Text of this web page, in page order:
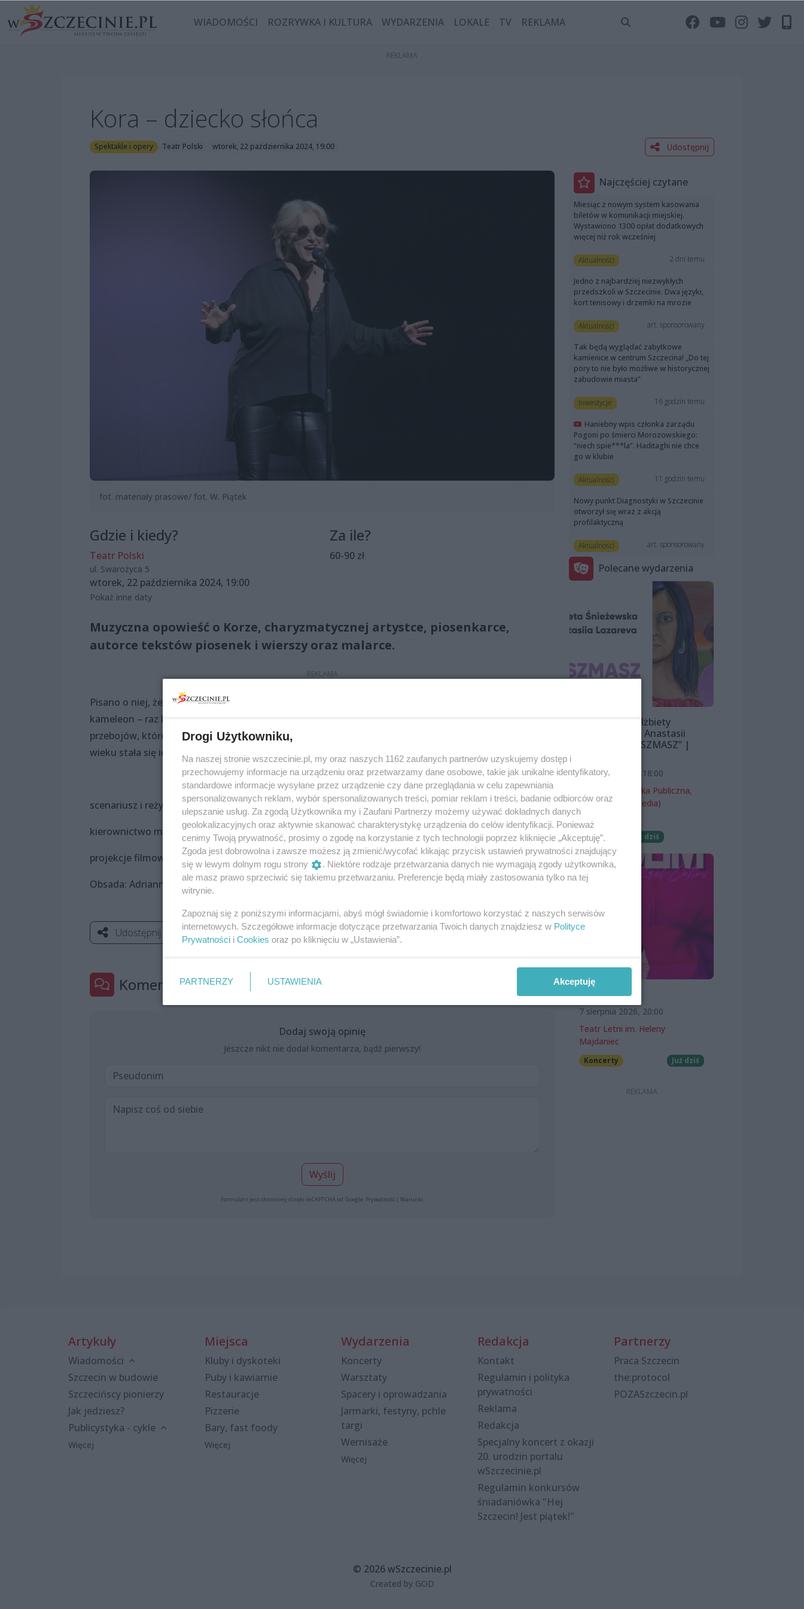
WIADOMOŚCI ROZRYWKA I KULTURA WYDARZENIA LOKALE TV REKLAMA
Kora – dziecko słońca
Spektakle i opery Teatr Polski wtorek, 22 października 2024, 19:00 Udostępnij
fot. materiały prasowe/ fot. W. Piątek
Gdzie i kiedy?
Teatr Polski
ul. Swarożyca 5
wtorek, 22 października 2024, 19:00
Za ile?
60-90 zł
Pokaż inne daty
Muzyczna opowieść o Korze, charyzmatycznej artystce, piosenkarce,
autorce tekstów piosenek i wierszy oraz malarce.
Pisano o niej, że jest wieczną hipiską i rockową poetką. Scena była jej żywiołem, tu zmieniała się jak
kameleon – raz była drapieżna, a za chwilę liryczna. Wraz z grupą Maanam wylansowała mnóstwo
przebojów, które na stałe weszły do kanonu polskiej muzyki rozrywkowej. W latach 80. ubiegłego
wieku stała się idolką tłumów, gwiazdą, jakiej dotąd nie było w polskim show-biznesie.
scenariusz i reżyseria: Adam Opatowicz
kierownictwo muzyczne: Krzysztof Baranowski
projekcje filmowe: Michał Materna
Obsada: Adrianna Szymańska, Krzysztof Baranowski, Łukasz Wons (gościnnie)
Udostępnij
Komentarze 0
Dodaj swoją opinię
Jeszcze nikt nie dodał komentarza, bądź pierwszy!
Wyślij
Formularz jest chroniony dzięki reCAPTCHA od Google: Prywatność| Warunki
Najczęściej czytane
Miesiąc z nowym system kasowania
biletów w komunikacji miejskiej.
Wystawiono 1300 opłat dodatkowych
więcej niż rok wcześniej
Aktualności 2 dni temu
Jedno z najbardziej niezwykłych
przedszkoli w Szczecinie. Dwa języki,
kort tenisowy i drzemki na mrozie
Aktualności art. sponsorowany
Tak będą wyglądać zabytkowe
kamienice w centrum Szczecina! „Do tej
pory to nie było możliwe w historycznej
zabudowie miasta”
Inwestycje 16 godzin temu
Haniebny wpis członka zarządu
Pogoni po śmierci Morozowskiego:
“niech spie***la”. Haditaghi nie chce
go w klubie
Aktualności 11 godzin temu
Nowy punkt Diagnostyki w Szczecinie
otworzył się wraz z akcją
profilaktyczną
Aktualności art. sponsorowany
Polecane wydarzenia
Wystawa Elżbiety
Śnieżewskiej i Anastasii
Lazarevej „MISZMASZ” |
7 sierpnia 2026, 18:00
Miejska Biblioteka Publiczna,
filia nr 54 (ProMedia)
Wernisaże
Darmowe
Już dziś
SKOLIM
7 sierpnia 2026, 20:00
Teatr Letni im. Heleny
Majdaniec
Koncerty Już dziś
Artykuły
Wiadomości
Szczecin w budowie
Szczecińscy pionierzy
Jak jedziesz?
Publicystyka - cykle
Więcej
Miejsca
Kluby i dyskoteki
Puby i kawiarnie
Restauracje
Pizzerie
Bary, fast foody
Więcej
Wydarzenia
Koncerty
Warsztaty
Spacery i oprowadzania
Jarmarki, festyny, pchle
targi
Wernisaże
Więcej
Redakcja
Kontakt
Regulamin i polityka
prywatności
Reklama
Redakcja
Specjalny koncert z okazji
20. urodzin portalu
wSzczecinie.pl
Regulamin konkursów
śniadaniówka "Hej
Szczecin! Jest piątek!"
Partnerzy
Praca Szczecin
the:protocol
POZASzczecin.pl
© 2026 wSzczecinie.pl
Created by GOD
Drogi Użytkowniku,
Na naszej stronie wszczecinie.pl, my oraz naszych 1162 zaufanych partnerów uzyskujemy dostęp i
przechowujemy informacje na urządzeniu oraz przetwarzamy dane osobowe, takie jak unikalne identyfikatory,
standardowe informacje wysyłane przez urządzenie czy dane przeglądania w celu zapewniania
spersonalizowanych reklam, wybór spersonalizowanych treści, pomiar reklam i treści, badanie odbiorców oraz
ulepszanie usług. Za zgodą Użytkownika my i Zaufani Partnerzy możemy używać dokładnych danych
geolokalizacyjnych oraz aktywnie skanować charakterystykę urządzenia do celów identyfikacji. Ponieważ
cenimy Twoją prywatność, prosimy o zgodę na korzystanie z tych technologii poprzez kliknięcie „Akceptuję”.
Zgoda jest dobrowolna i zawsze możesz ją zmienić/wycofać klikając przycisk ustawień prywatności znajdujący
się w lewym dolnym rogu strony
. Niektóre rodzaje przetwarzania danych nie wymagają zgody użytkownika,
ale masz prawo sprzeciwić się takiemu przetwarzaniu. Preferencje będą miały zastosowania tylko na tej
witrynie.
Zapoznaj się z poniższymi informacjami, abyś mógł świadomie i komfortowo korzystać z naszych serwisów
internetowych. Szczegółowe informacje dotyczące przetwarzania Twoich danych znajdziesz w Polityce
Prywatności i Cookies oraz po kliknięciu w „Ustawienia”.
PARTNERZY USTAWIENIA Akceptuję